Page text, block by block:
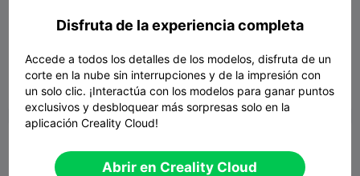
 Reporte 3  
Disfruta de la experiencia completa
Accede a todos los detalles de los modelos, disfruta de un
corte en la nube sin interrupciones y de la impresión con
un solo clic. ¡Interactúa con los modelos para ganar puntos
exclusivos y desbloquear más sorpresas solo en la
aplicación Creality Cloud!
Abrir en Creality Cloud